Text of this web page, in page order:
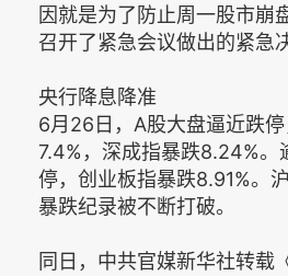
因就是为了防止周一股市崩
召开了紧急会议做出的紧急
央行降息降准
6月26日，A股大盘逼近跌
7.4%，深成指暴跌8.24%。
停，创业板指暴跌8.91%。
暴跌纪录被不断打破。
同日，中共官媒新华社转载